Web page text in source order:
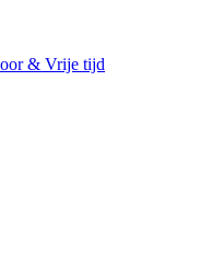
& Vrije tijd